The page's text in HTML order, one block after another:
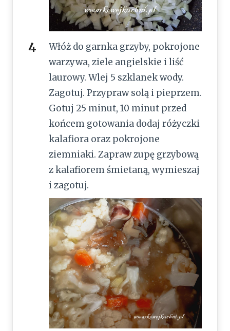
Włóż do garnka grzyby, pokrojone
warzywa, ziele angielskie i liść
laurowy. Wlej 5 szklanek wody.
Zagotuj. Przypraw solą i pieprzem.
Gotuj 25 minut, 10 minut przed
końcem gotowania dodaj różyczki
kalafiora oraz pokrojone
ziemniaki. Zapraw zupę grzybową
z kalafiorem śmietaną, wymieszaj
i zagotuj.